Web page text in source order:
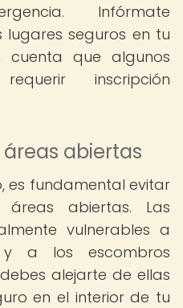
Infórmate
lugares seguros en tu
que algunos
inscripción
abiertas
es fundamental evitar
abiertas. Las
vulnerables a
a los escombros
alejarte de ellas
en el interior de tu